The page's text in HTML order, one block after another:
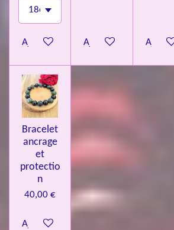
Ajouter au panierAjouter au panier
Bracelet
ancrage
et
protectio
n
40,00 €
Ajouter au panier